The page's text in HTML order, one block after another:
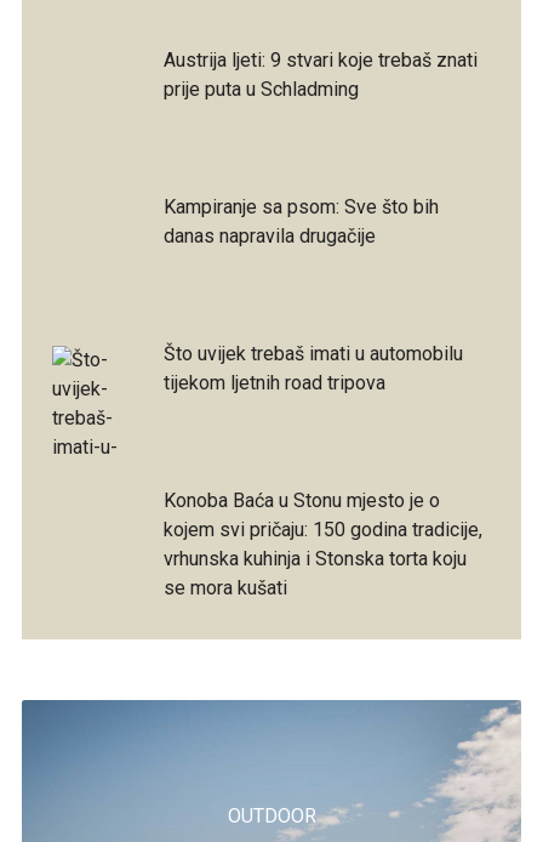
Austrija ljeti: 9 stvari koje trebaš znati
prije puta u Schladming
Kampiranje sa psom: Sve što bih
danas napravila drugačije
Što uvijek trebaš imati u automobilu
tijekom ljetnih road tripova
Konoba Baća u Stonu mjesto je o
kojem svi pričaju: 150 godina tradicije,
vrhunska kuhinja i Stonska torta koju
se mora kušati
OUTDOOR